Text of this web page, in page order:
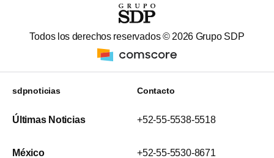
Todos los derechos reservados ©2026 Grupo SDP
sdpnoticias
Últimas Noticias
México
Contacto
+52-55-5538-5518
+52-55-5530-8671